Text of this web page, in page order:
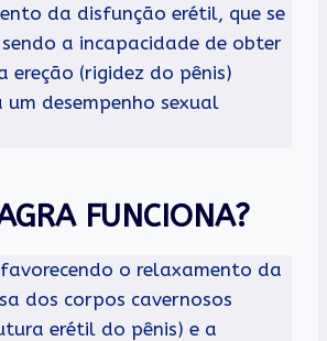
da disfunção erétil, que se
a incapacidade de obter
ereção (rigidez do pênis)
desempenho sexual
FUNCIONA?
o relaxamento da
dos corpos cavernosos
erétil do pênis) e a